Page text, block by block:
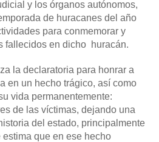
y los órganos autónomos,
de huracanes del año
para conmemorar y
fallecidos en dicho huracán.
la declaratoria para honrar a
en un hecho trágico, así como
vida permanentemente:
de las víctimas, dejando una
del estado, principalmente
que en ese hecho